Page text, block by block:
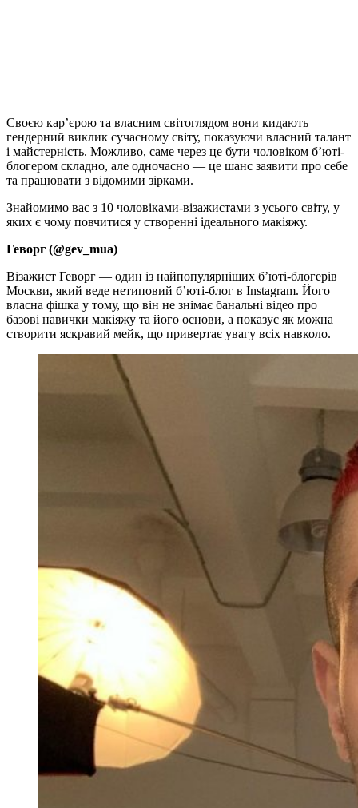
Своєю кар’єрою та власним світоглядом вони кидають
гендерний виклик сучасному світу, показуючи власний талант
і майстерність. Можливо, саме через це бути чоловіком б’юті-
блогером складно, але одночасно — це шанс заявити про себе
та працювати з відомими зірками.
Знайомимо вас з 10 чоловіками-візажистами з усього світу, у
яких є чому повчитися у створенні ідеального макіяжу.
Геворг (@gev_mua)
Візажист Геворг — один із найпопулярніших б’юті-блогерів
Москви, який веде нетиповий б’юті-блог в Instagram. Його
власна фішка у тому, що він не знімає банальні відео про
базові навички макіяжу та його основи, а показує як можна
створити яскравий мейк, що привертає увагу всіх навколо.